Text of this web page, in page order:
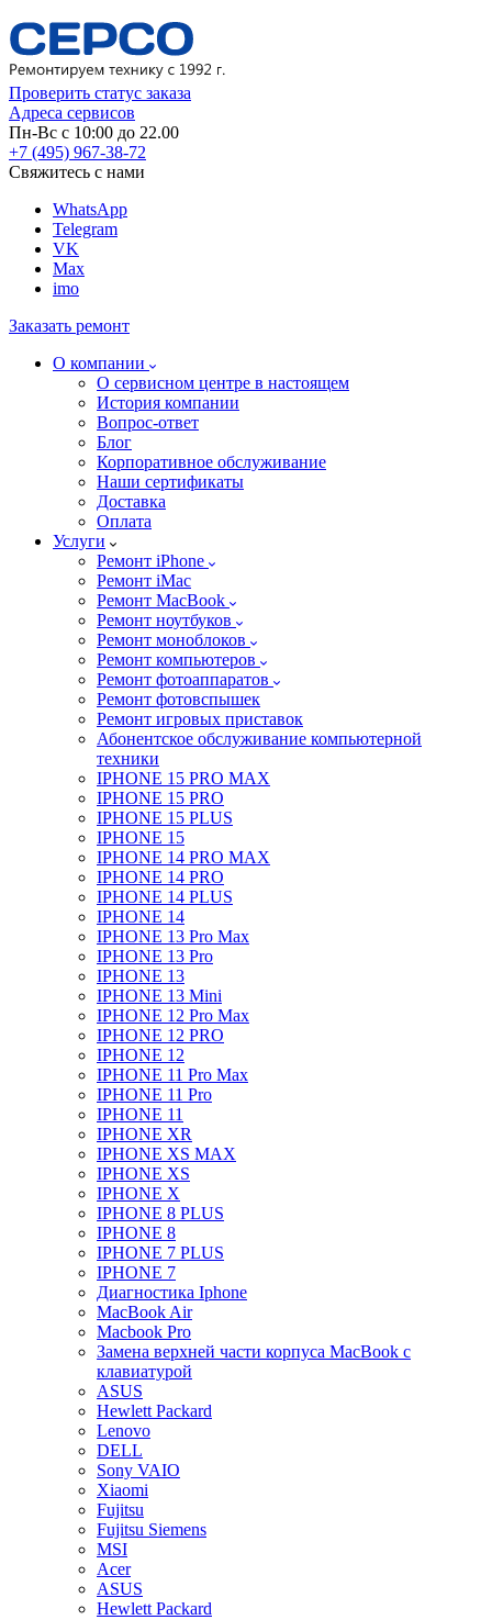
Проверить статус заказа
Адреса сервисов
Пн-Вс с 10:00 до 22.00
+7 (495) 967-38-72
Свяжитесь с нами
WhatsApp
Telegram
VK
Max
imo
Заказать ремонт
О компании
О сервисном центре в настоящем
История компании
Вопрос-ответ
Блог
Корпоративное обслуживание
Наши сертификаты
Доставка
Оплата
Услуги
Ремонт iPhone
Ремонт iMac
Ремонт MacBook
Ремонт ноутбуков
Ремонт моноблоков
Ремонт компьютеров
Ремонт фотоаппаратов
Ремонт фотовспышек
Ремонт игровых приставок
Абонентское обслуживание компьютерной
техники
IPHONE 15 PRO MAX
IPHONE 15 PRO
IPHONE 15 PLUS
IPHONE 15
IPHONE 14 PRO MAX
IPHONE 14 PRO
IPHONE 14 PLUS
IPHONE 14
IPHONE 13 Pro Max
IPHONE 13 Pro
IPHONE 13
IPHONE 13 Mini
IPHONE 12 Pro Max
IPHONE 12 PRO
IPHONE 12
IPHONE 11 Pro Max
IPHONE 11 Pro
IPHONE 11
IPHONE XR
IPHONE XS MAX
IPHONE XS
IPHONE X
IPHONE 8 PLUS
IPHONE 8
IPHONE 7 PLUS
IPHONE 7
Диагностика Iphone
MacBook Air
Macbook Pro
Замена верхней части корпуса MacBook с
клавиатурой
ASUS
Hewlett Packard
Lenovo
DELL
Sony VAIO
Xiaomi
Fujitsu
Fujitsu Siemens
MSI
Acer
ASUS
Hewlett Packard